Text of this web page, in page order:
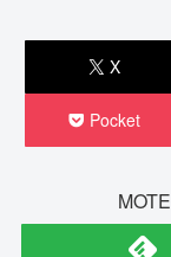
X
Pocket